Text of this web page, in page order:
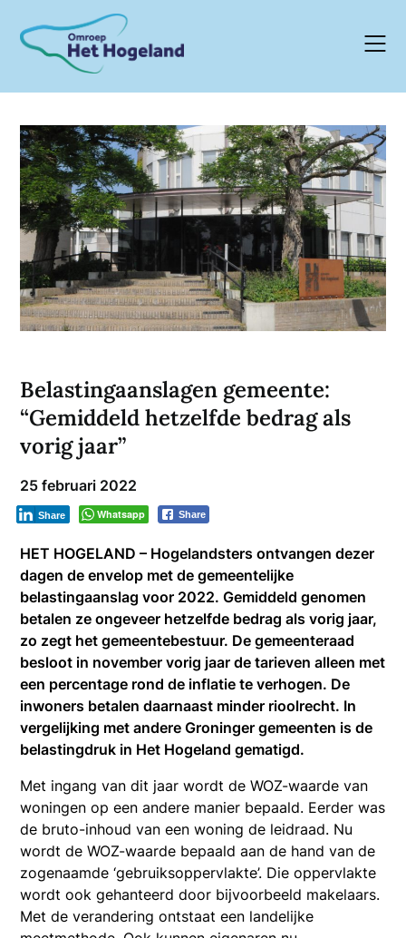
content
Belastingaanslagen gemeente:
“Gemiddeld hetzelfde bedrag als
vorig jaar”
25 februari 2022
Whatsapp Share
Share
HET HOGELAND – Hogelandsters ontvangen dezer
dagen de envelop met de gemeentelijke
belastingaanslag voor 2022. Gemiddeld genomen
betalen ze ongeveer hetzelfde bedrag als vorig jaar,
zo zegt het gemeentebestuur. De gemeenteraad
besloot in november vorig jaar de tarieven alleen met
een percentage rond de inflatie te verhogen. De
inwoners betalen daarnaast minder rioolrecht. In
vergelijking met andere Groninger gemeenten is de
belastingdruk in Het Hogeland gematigd.
Met ingang van dit jaar wordt de WOZ-waarde van
woningen op een andere manier bepaald. Eerder was
de bruto-inhoud van een woning de leidraad. Nu
wordt de WOZ-waarde bepaald aan de hand van de
zogenaamde ‘gebruiksoppervlakte’. Die oppervlakte
wordt ook gehanteerd door bijvoorbeeld makelaars.
Met de verandering ontstaat een landelijke